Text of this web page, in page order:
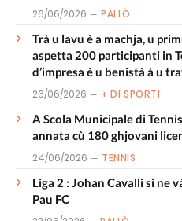
26/06/2026 PALLÒ
Trà u lavu è a machja, u
aspetta 200 participanti in
d’impresa è u benistà à u
26/06/2026 + DI SPORTI
A Scola Municipale di
annata cù 180 ghjovani
24/06/2026 TENNIS
Liga 2 : Johan Cavalli si ne
Pau FC